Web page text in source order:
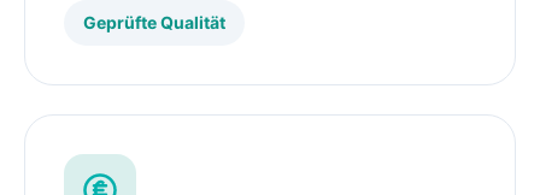
Geprüfte Qualität